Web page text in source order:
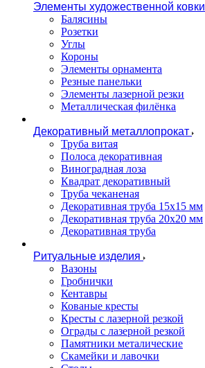
Элементы художественной ковки
Балясины
Розетки
Углы
Короны
Элементы орнамента
Резные панельки
Элементы лазерной резки
Металлическая филёнка
Декоративный металлопрокат
Труба витая
Полоса декоративная
Виноградная лоза
Квадрат декоративный
Труба чеканеная
Декоративная труба 15х15 мм
Декоративная труба 20х20 мм
Декоративная труба
Ритуальные изделия
Вазоны
Гробнички
Кентавры
Кованые кресты
Кресты с лазерной резкой
Ограды с лазерной резкой
Памятники металические
Скамейки и лавочки